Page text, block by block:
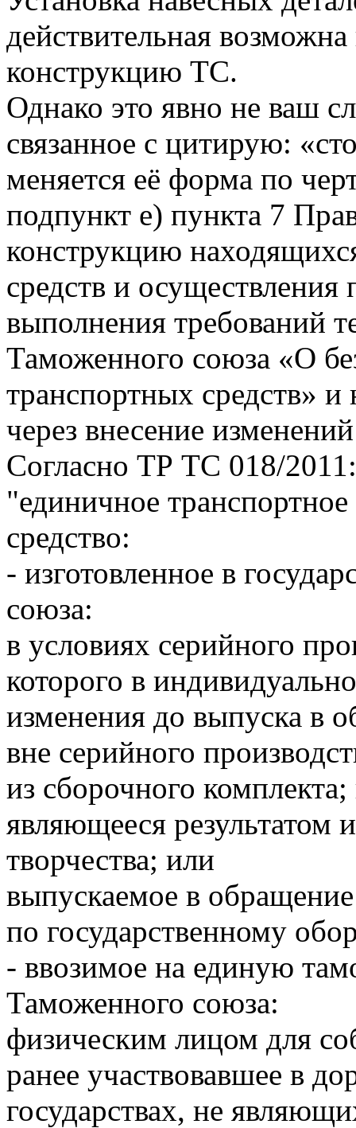
действительная
конструкцию ТС.
Однако это явно не ваш
связанное с цитирую:
меняется её форма по
подпункт е) пункта 7
конструкцию
средств и
выполнения требований
Таможенного союза «О
транспортных средств»
через внесение
Согласно ТР ТС 018/2011:
"единичное
средство:
- изготовленное в
союза:
в условиях серийного
которого в
изменения до выпуска в
вне серийного
из сборочного
являющееся результатом
творчества; или
выпускаемое в
по государственному
- ввозимое на единую
Таможенного союза:
физическим лицом для
ранее участвовавшее в
государствах, не